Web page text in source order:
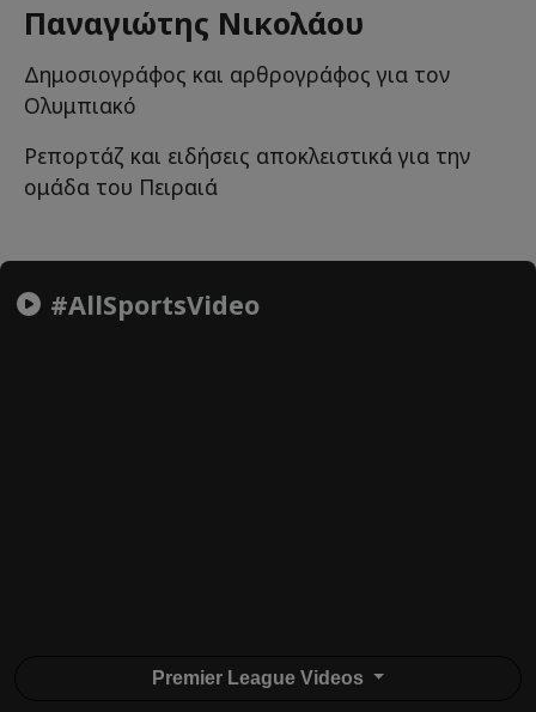
Παναγιώτης Νικολάου
Δημοσιογράφος και αρθρογράφος για τον
Ολυμπιακό
Ρεπορτάζ και ειδήσεις αποκλειστικά για την
ομάδα του Πειραιά
#AllSportsVideo
Premier League Videos